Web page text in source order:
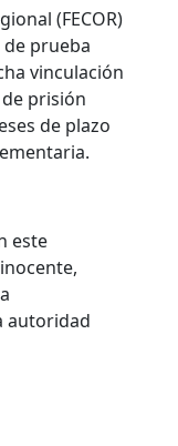
(FECOR)
prueba
vinculación
prisión
de plazo
este
autoridad